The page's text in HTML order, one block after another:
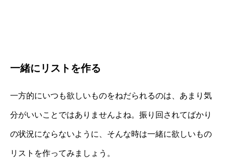
一緒にリストを作る
一方的にいつも欲しいものをねだられるのは、あまり気
分がいいことではありませんよね。振り回されてばかり
の状況にならないように、そんな時は一緒に欲しいもの
リストを作ってみましょう。